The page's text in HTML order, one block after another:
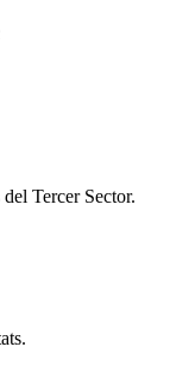
Tercer Sector.